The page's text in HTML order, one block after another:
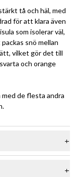
tå och häl, med
för att klara även
som isolerar väl,
snö mellan
vilket gör det till
och orange
med de flesta andra